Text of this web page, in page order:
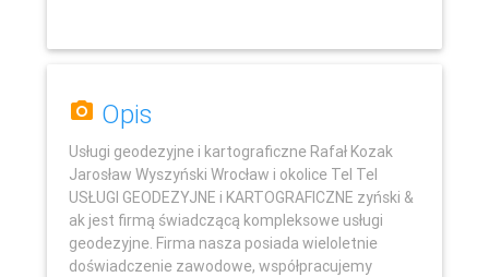
Opis
Usługi geodezyjne i kartograficzne Rafał Kozak
Jarosław Wyszyński Wrocław i okolice Tel Tel
USŁUGI GEODEZYJNE i KARTOGRAFICZNE zyński &
ak jest firmą świadczącą kompleksowe usługi
geodezyjne. Firma nasza posiada wieloletnie
doświadczenie zawodowe, współpracujemy